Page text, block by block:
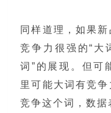
同样道理，如果
竞争力很强的“大
词”的展现。但可
里可能大词有竞
竞争这个词，数据